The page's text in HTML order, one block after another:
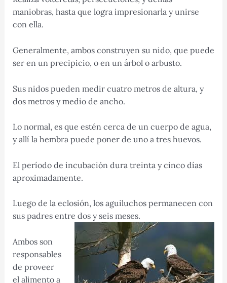
maniobras, hasta que logra impresionarla y unirse
con ella.
Generalmente, ambos construyen su nido, que puede
ser en un precipicio, o en un árbol o arbusto.
Sus nidos pueden medir cuatro metros de altura, y
dos metros y medio de ancho.
Lo normal, es que estén cerca de un cuerpo de agua,
y allí la hembra puede poner de uno a tres huevos.
El período de incubación dura treinta y cinco días
aproximadamente.
Luego de la eclosión, los aguiluchos permanecen con
sus padres entre dos y seis meses.
Ambos son
responsables
de proveer
el alimento a